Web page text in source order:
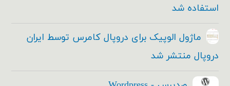
استفاده شد
ماژول الوپیک برای دروپال کامرس توسط ایران
دروپال منتشر شد